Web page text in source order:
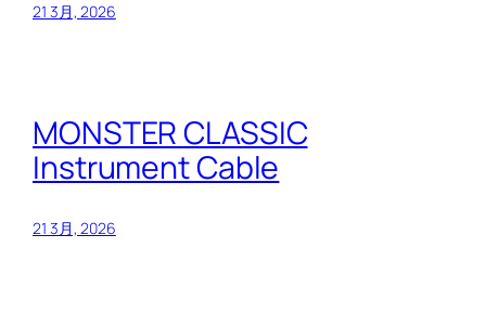
21 3月, 2026
MONSTER CLASSIC
Instrument Cable
21 3月, 2026